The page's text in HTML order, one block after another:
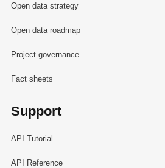
Open data strategy
Open data roadmap
Project governance
Fact sheets
Support
API Tutorial
API Reference